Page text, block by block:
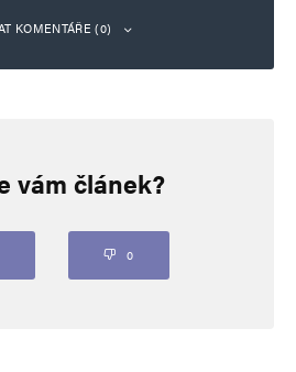
KOMENTÁŘE (0)
Vyžadované informace jsou
vám článek?
0